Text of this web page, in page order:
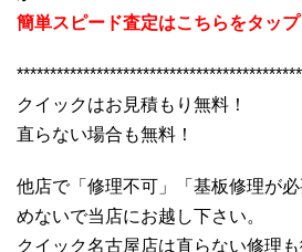
簡単スピード査定はこちらをタップ
クイックはお見積もり無料！
直らない場合も無料！
他店で「修理不可」「基板修理が
めないで当店にお越し下さい。
クイック名古屋店は直らない修理